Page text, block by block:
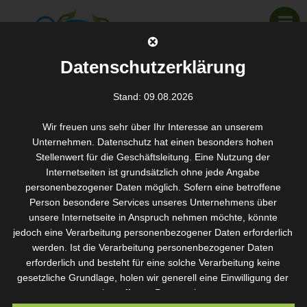
SANTOS WELLNESS & KOSMETIK AKTUELLES > NÜRNBERG
TERMIN
SANTOS WELLNESS
Terminvereinbarung
Datenschutzerklärung
Stand: 09.08.2026
Wir freuen uns sehr über Ihr Interesse an unserem
Unternehmen. Datenschutz hat einen besonders hohen
Stellenwert für die Geschäftsleitung. Eine Nutzung der
Internetseiten ist grundsätzlich ohne jede Angabe
personenbezogener Daten möglich. Sofern eine betroffene
Person besondere Services unseres Unternehmens über
unsere Internetseite in Anspruch nehmen möchte, könnte
jedoch eine Verarbeitung personenbezogener Daten erforderlich
werden. Ist die Verarbeitung personenbezogener Daten
erforderlich und besteht für eine solche Verarbeitung keine
gesetzliche Grundlage, holen wir generell eine Einwilligung der
betroffenen Person ein.